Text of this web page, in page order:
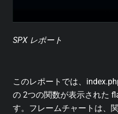
SPX レポート
このレポートでは、
の 2つの関数が表示された
す。フレームチャートは、